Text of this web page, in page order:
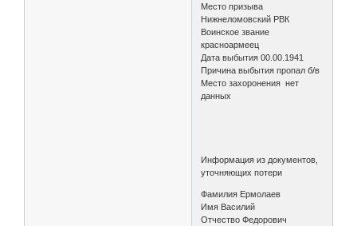
Место призыва
Нижнеломовский РВК
Воинское звание
красноармеец
Дата выбытия 00.00.1941
Причина выбытия пропал б/в
Место захоронения нет
данных
Информация из документов,
уточняющих потери
Фамилия Ермолаев
Имя Василий
Отчество Федорович